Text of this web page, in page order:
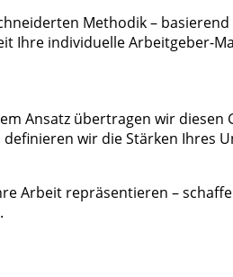
Methodik –
Ihre individuelle Arbeitgeber-
Ansatz übertragen wir diesen
wir die Stärken Ihres
Arbeit repräsentieren –